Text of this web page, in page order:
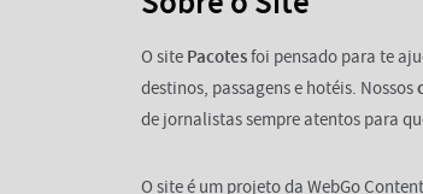
O site Pacotesfoi pensado para te
destinos, passagens e hotéis. Nossos
de jornalistas sempre atentos para
O site é um projeto da WebGo